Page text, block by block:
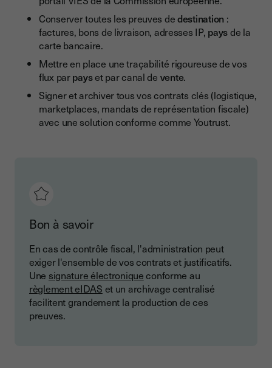
Conserver toutes les preuves dedestination:
factures, bons de livraison, adresses IP, paysde la
carte bancaire.
Mettre en place une traçabilité rigoureuse de vos
flux parpayset par canal de vente.
Signer et archiver tous vos contrats clés (logistique,
marketplaces, mandats de représentation fiscale)
avec une solution conforme comme Youtrust.
Bon à savoir
En cas de contrôle fiscal, l'administration peut
exiger l'ensemble de vos contrats et justificatifs.
Une signature électronique conforme au
règlement eIDAS et un archivage centralisé
facilitent grandement la production de ces
preuves.